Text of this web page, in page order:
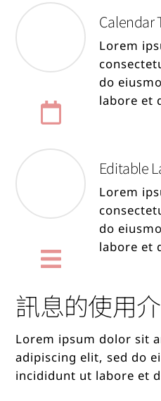
Calendar
Lorem
do
labore et
Editable
Lorem
do
labore et
訊息的使用
Lorem ipsum dolor sit
adipiscing elit, sed do
incididunt ut labore et